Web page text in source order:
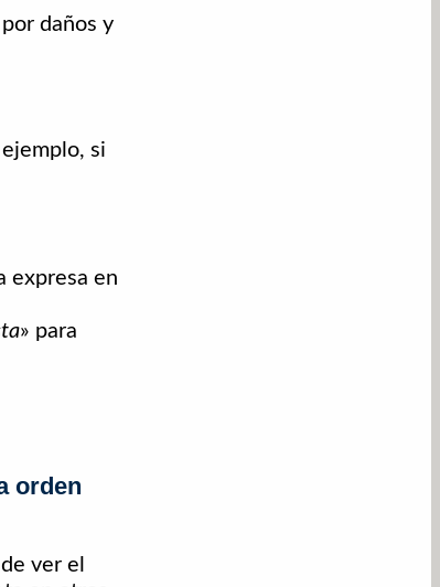
daños y
si
expresa en
» para
orden
ver el